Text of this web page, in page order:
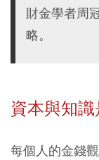
財金學者周
略。
資本與知
每個人的金錢